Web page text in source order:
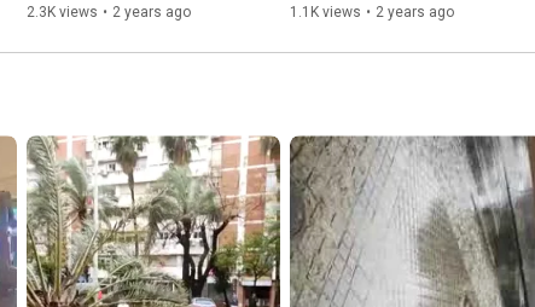
2.3K views • 2 years ago
derribado por un árbol
1.1K views • 2 years ago